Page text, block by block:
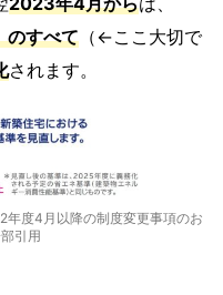
のすべて （←ここ大切で
されます。
度4月以降の制度変更事項のお
引用